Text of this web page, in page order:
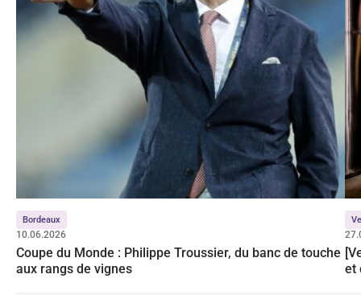
Bordeaux
10.06.2026
Coupe du Monde : Philippe Troussier, du banc de touche
aux rangs de vignes
et